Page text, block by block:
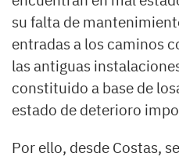
su falta de
entradas a los caminos
las antiguas
constituido a base de
estado de deterioro
Por ello, desde Costas,